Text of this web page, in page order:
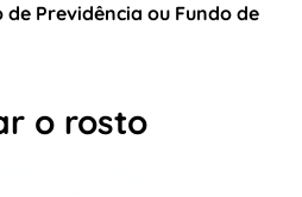
de Previdência ou Fundo de
o rosto